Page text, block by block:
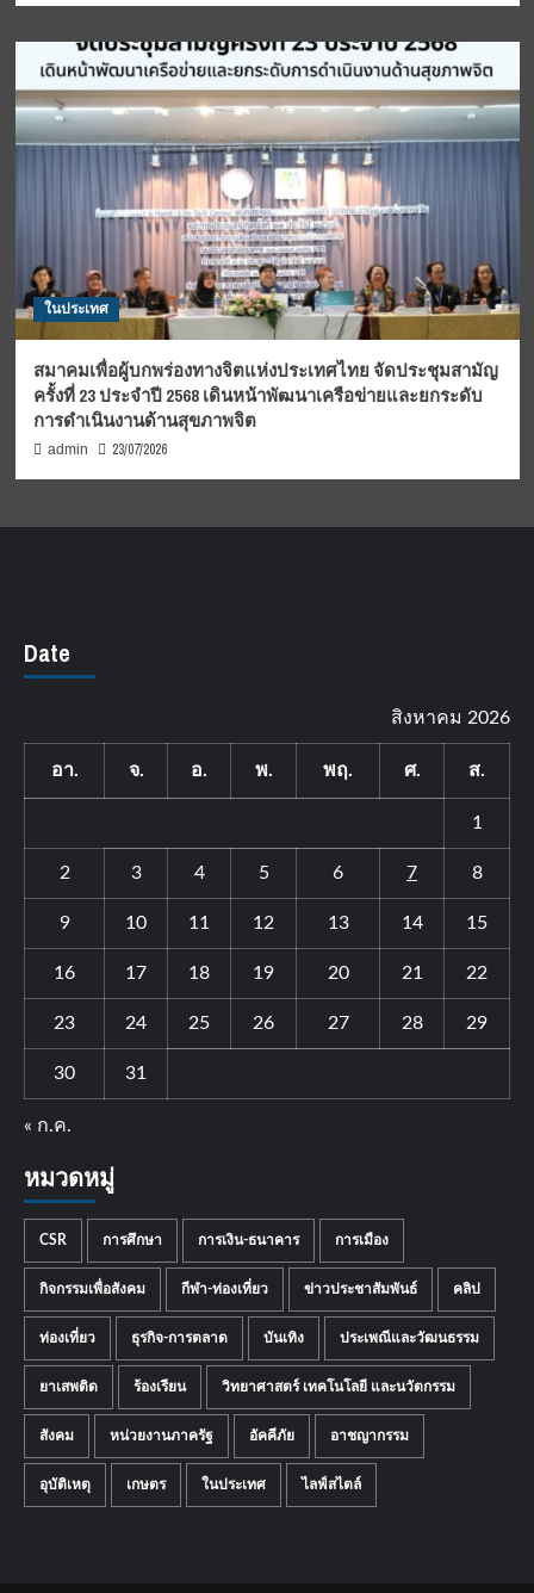
ในประเทศ
สมาคมเพื่อผู้บกพร่องทางจิตแห่งประเทศไทย จัดประชุมสามัญ
ครั้งที่ 23 ประจำปี 2568 เดินหน้าพัฒนาเครือข่ายและยกระดับ
การดำเนินงานด้านสุขภาพจิต
admin 23/07/2026
Date
สิงหาคม 2026
อา. จ. อ. พ. พฤ. ศ. ส.
1
2 3 4 5 6 7 8
9 10 11 12 13 14 15
16 17 18 19 20 21 22
23 24 25 26 27 28 29
30 31
« ก.ค.
หมวดหมู่
CSR การศึกษา การเงิน-ธนาคาร การเมือง
กิจกรรมเพื่อสังคม กีฬา-ท่องเที่ยว ข่าวประชาสัมพันธ์ คลิป
ท่องเที่ยว ธุรกิจ-การตลาด บันเทิง ประเพณีและวัฒนธรรม
ยาเสพติด ร้องเรียน วิทยาศาสตร์ เทคโนโลยี และนวัตกรรม
สังคม หน่วยงานภาครัฐ อัคคีภัย อาชญากรรม
อุบัติเหตุ เกษตร ในประเทศ ไลฟ์สไตล์